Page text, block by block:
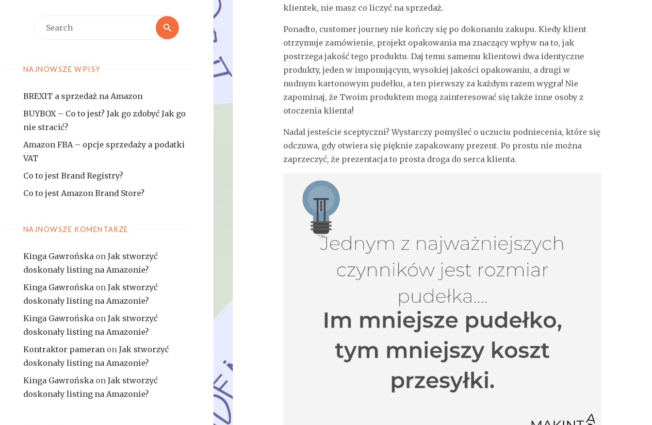
NAJNOWSZE WPISY
BREXIT a sprzedaż na Amazon
BUYBOX – Co to jest? Jak go zdobyć Jak go
nie stracić?
Amazon FBA – opcje sprzedaży a podatki
VAT
Co to jest Brand Registry?
Co to jest Amazon Brand Store?
NAJNOWSZE KOMENTARZE
Kinga Gawrońska on Jak stworzyć
doskonały listing na Amazonie?
Kinga Gawrońska on Jak stworzyć
doskonały listing na Amazonie?
Kinga Gawrońska on Jak stworzyć
doskonały listing na Amazonie?
Kontraktor pameran on Jak stworzyć
doskonały listing na Amazonie?
Kinga Gawrońska on Jak stworzyć
doskonały listing na Amazonie?
klientek, nie masz co liczyć na sprzedaż.
Ponadto, customer journey nie kończy się po dokonaniu zakupu. Kiedy klient
otrzymuje zamówienie, projekt opakowania ma znaczący wpływ na to, jak
postrzega jakość tego produktu. Daj temu samemu klientowi dwa identyczne
produkty, jeden w imponującym, wysokiej jakości opakowaniu, a drugi w
nudnym kartonowym pudełku, a ten pierwszy za każdym razem wygra! Nie
zapominaj, że Twoim produktem mogą zainteresować się także inne osoby z
otoczenia klienta!
Nadal jesteście sceptyczni? Wystarczy pomyśleć o uczuciu podniecenia, które się
odczuwa, gdy otwiera się pięknie zapakowany prezent. Po prostu nie można
zaprzeczyć, że prezentacja to prosta droga do serca klienta.